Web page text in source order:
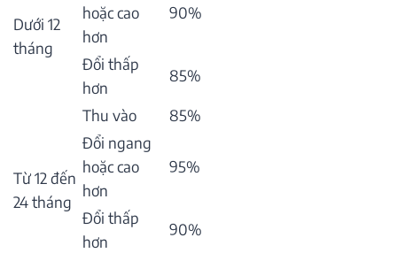
Dưới 12
tháng
hoặc cao
hơn
90%
Đổi thấp
hơn
85%
Từ 12 đến
24 tháng
Thu vào
85%
Đổi ngang
hoặc cao
hơn
95%
Đổi thấp
hơn
90%